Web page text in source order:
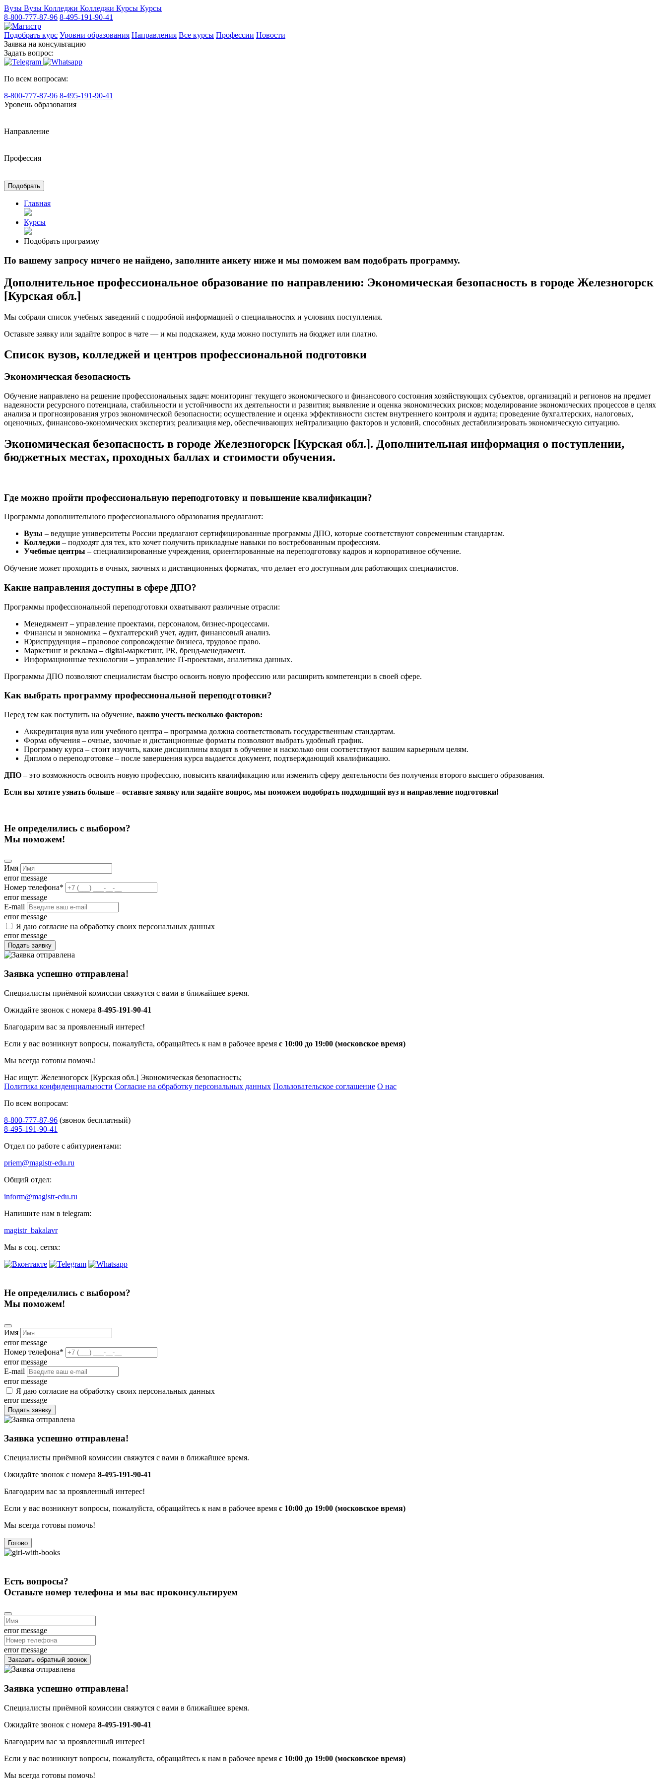
Вузы Вузы Колледжи Колледжи Курсы Курсы
8-800-777-87-96 8-495-191-90-41
Подобрать курс Уровни образования Направления Все курсы Профессии Новости
Заявка на консультацию
Задать вопрос:
По всем вопросам:
8-800-777-87-96 8-495-191-90-41
Уровень образования
Направление
Профессия
Подобрать
Главная
Курсы
Подобрать программу
По вашему запросу ничего не найдено, заполните анкету ниже и мы поможем вам подобрать программу.
Дополнительное профессиональное образование по направлению: Экономическая безопасность в городе Железногорск
[Курская обл.]
Мы собрали список учебных заведений с подробной информацией о специальностях и условиях поступления.
Оставьте заявку или задайте вопрос в чате — и мы подскажем, куда можно поступить на бюджет или платно.
Список вузов, колледжей и центров профессиональной подготовки
Экономическая безопасность
Обучение направлено на решение профессиональных задач: мониторинг текущего экономического и финансового состояния хозяйствующих субъектов, организаций и регионов на предмет
надежности ресурсного потенциала, стабильности и устойчивости их деятельности и развития; выявление и оценка экономических рисков; моделирование экономических процессов в целях
анализа и прогнозирования угроз экономической безопасности; осуществление и оценка эффективности систем внутреннего контроля и аудита; проведение бухгалтерских, налоговых,
оценочных, финансово-экономических экспертиз; реализация мер, обеспечивающих нейтрализацию факторов и условий, способных дестабилизировать экономическую ситуацию.
Экономическая безопасность в городе Железногорск [Курская обл.]. Дополнительная информация о поступлении,
бюджетных местах, проходных баллах и стоимости обучения.
Где можно пройти профессиональную переподготовку и повышение квалификации?
Программы дополнительного профессионального образования предлагают:
Вузы – ведущие университеты России предлагают сертифицированные программы ДПО, которые соответствуют современным стандартам.
Колледжи – подходят для тех, кто хочет получить прикладные навыки по востребованным профессиям.
Учебные центры – специализированные учреждения, ориентированные на переподготовку кадров и корпоративное обучение.
Обучение может проходить в очных, заочных и дистанционных форматах, что делает его доступным для работающих специалистов.
Какие направления доступны в сфере ДПО?
Программы профессиональной переподготовки охватывают различные отрасли:
Менеджмент – управление проектами, персоналом, бизнес-процессами.
Финансы и экономика – бухгалтерский учет, аудит, финансовый анализ.
Юриспруденция – правовое сопровождение бизнеса, трудовое право.
Маркетинг и реклама – digital-маркетинг, PR, бренд-менеджмент.
Информационные технологии – управление IT-проектами, аналитика данных.
Программы ДПО позволяют специалистам быстро освоить новую профессию или расширить компетенции в своей сфере.
Как выбрать программу профессиональной переподготовки?
Перед тем как поступить на обучение, важно учесть несколько факторов:
Аккредитация вуза или учебного центра – программа должна соответствовать государственным стандартам.
Форма обучения – очные, заочные и дистанционные форматы позволяют выбрать удобный график.
Программу курса – стоит изучить, какие дисциплины входят в обучение и насколько они соответствуют вашим карьерным целям.
Диплом о переподготовке – после завершения курса выдается документ, подтверждающий квалификацию.
ДПО – это возможность освоить новую профессию, повысить квалификацию или изменить сферу деятельности без получения второго высшего образования.
Если вы хотите узнать больше – оставьте заявку или задайте вопрос, мы поможем подобрать подходящий вуз и направление подготовки!
Не определились с выбором?
Мы поможем!
Имя
error message
Номер телефона*
error message
E-mail
error message
Я даю согласие на обработку своих персональных данных
error message
Подать заявку
Заявка успешно отправлена!
Специалисты приёмной комиссии свяжутся с вами в ближайшее время.
Ожидайте звонок с номера 8-495-191-90-41
Благодарим вас за проявленный интерес!
Если у вас возникнут вопросы, пожалуйста, обращайтесь к нам в рабочее время с 10:00 до 19:00 (московское время)
Мы всегда готовы помочь!
Нас ищут: Железногорск [Курская обл.] Экономическая безопасность;
Политика конфиденциальности Согласие на обработку персональных данных Пользовательское соглашение О нас
По всем вопросам:
8-800-777-87-96 (звонок бесплатный)
8-495-191-90-41
Отдел по работе с абитуриентами:
priem@magistr-edu.ru
Общий отдел:
inform@magistr-edu.ru
Напишите нам в telegram:
magistr_bakalavr
Мы в соц. сетях:
Не определились с выбором?
Мы поможем!
Имя
error message
Номер телефона*
error message
E-mail
error message
Я даю согласие на обработку своих персональных данных
error message
Подать заявку
Заявка успешно отправлена!
Специалисты приёмной комиссии свяжутся с вами в ближайшее время.
Ожидайте звонок с номера 8-495-191-90-41
Благодарим вас за проявленный интерес!
Если у вас возникнут вопросы, пожалуйста, обращайтесь к нам в рабочее время с 10:00 до 19:00 (московское время)
Мы всегда готовы помочь!
Готово
Есть вопросы?
Оставьте номер телефона и мы вас проконсультируем
error message
error message
Заказать обратный звонок
Заявка успешно отправлена!
Специалисты приёмной комиссии свяжутся с вами в ближайшее время.
Ожидайте звонок с номера 8-495-191-90-41
Благодарим вас за проявленный интерес!
Если у вас возникнут вопросы, пожалуйста, обращайтесь к нам в рабочее время с 10:00 до 19:00 (московское время)
Мы всегда готовы помочь!